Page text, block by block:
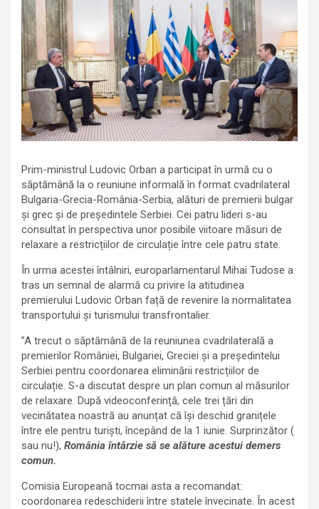
Prim-ministrul Ludovic Orban a participat în urmă cu o
săptămână la o reuniune informală în format cvadrilateral
Bulgaria-Grecia-România-Serbia, alături de premierii bulgar
și grec și de președintele Serbiei. Cei patru lideri s-au
consultat în perspectiva unor posibile viitoare măsuri de
relaxare a restricțiilor de circulație între cele patru state.
În urma acestei întâlniri, europarlamentarul Mihai Tudose a
tras un semnal de alarmă cu privire la atitudinea
premierului Ludovic Orban față de revenire la normalitatea
transportului și turismului transfrontalier.
”A trecut o săptămână de la reuniunea cvadrilaterală a
premierilor României, Bulgariei, Greciei și a președintelui
Serbiei pentru coordonarea eliminării restricțiilor de
circulație. S-a discutat despre un plan comun al măsurilor
de relaxare. După videoconferință, cele trei țări din
vecinătatea noastră au anunțat că își deschid granițele
între ele pentru turiști, începând de la 1 iunie. Surprinzător (
sau nu!), România întârzie să se alăture acestui demers
comun.
Comisia Europeană tocmai asta a recomandat:
coordonarea redeschiderii între statele învecinate. În acest